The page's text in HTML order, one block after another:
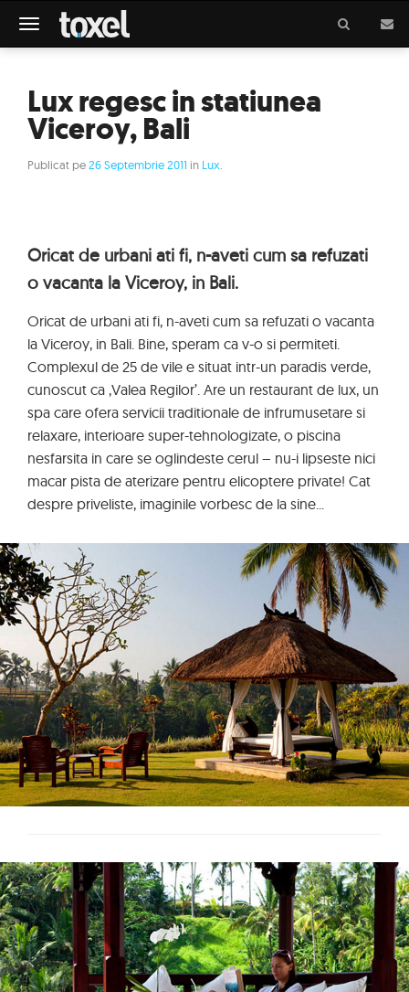
Meniu
Lux regesc in statiunea
Viceroy, Bali
Publicat pe26 Septembrie 2011 in Lux
Oricat de urbani ati fi, n-aveti cum sa refuzati
o vacanta la Viceroy, in Bali.
Oricat de urbani ati fi, n-aveti cum sa refuzati o vacanta
la Viceroy, in Bali. Bine, speram ca v-o si permiteti.
Complexul de 25 de vile e situat intr-un paradis verde,
cunoscut ca ‚Valea Regilor’. Are un restaurant de lux, un
spa care ofera servicii traditionale de infrumusetare si
relaxare, interioare super-tehnologizate, o piscina
nesfarsita in care se oglindeste cerul – nu-i lipseste nici
macar pista de aterizare pentru elicoptere private! Cat
despre priveliste, imaginile vorbesc de la sine...